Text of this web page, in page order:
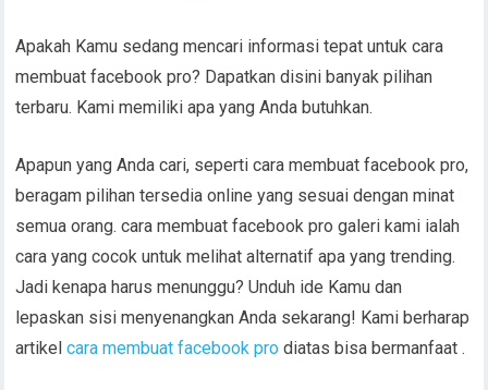
Apakah Kamu sedang mencari informasi tepat untuk cara
membuat facebook pro? Dapatkan disini banyak pilihan
terbaru. Kami memiliki apa yang Anda butuhkan.
Apapun yang Anda cari, seperti cara membuat facebook pro,
beragam pilihan tersedia online yang sesuai dengan minat
semua orang. cara membuat facebook pro galeri kami ialah
cara yang cocok untuk melihat alternatif apa yang trending.
Jadi kenapa harus menunggu? Unduh ide Kamu dan
lepaskan sisi menyenangkan Anda sekarang! Kami berharap
artikelcara membuat facebook prodiatas bisa bermanfaat .